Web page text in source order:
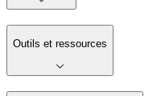
Outils et ressources